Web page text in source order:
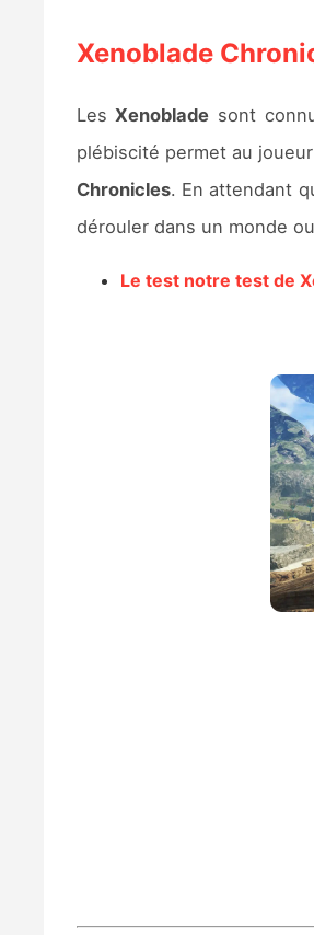
Xenoblade
LesXenoblade sont
plébiscité permet au
Chronicles. En attendant
dérouler dans un monde
Le test notre test de